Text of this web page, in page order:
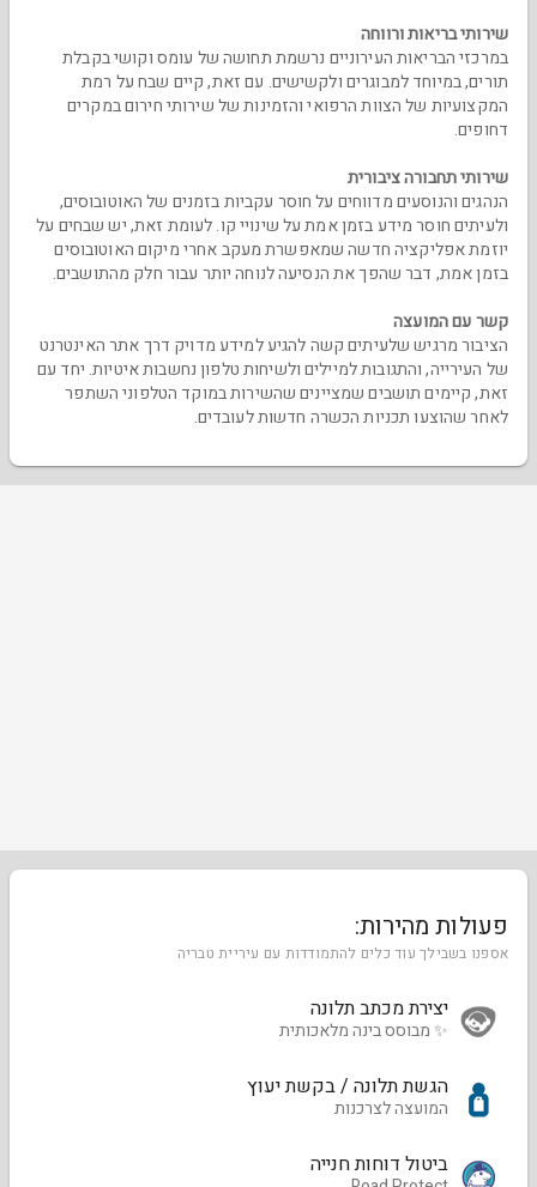
שירותי בריאות ורווחה
במרכזי הבריאות העירוניים נרשמת תחושה של עומס וקושי בקבלת
תורים, במיוחד למבוגרים ולקשישים. עם זאת, קיים שבח על רמת
המקצועיות של הצוות הרפואי והזמינות של שירותי חירום במקרים
דחופים.
שירותי תחבורה ציבורית
הנהגים והנוסעים מדווחים על חוסר עקביות בזמנים של האוטובוסים,
ולעיתים חוסר מידע בזמן אמת על שינויי קו. לעומת זאת, יש שבחים על
יוזמת אפליקציה חדשה שמאפשרת מעקב אחרי מיקום האוטובוסים
בזמן אמת, דבר שהפך את הנסיעה לנוחה יותר עבור חלק מהתושבים.
קשר עם המועצה
הציבור מרגיש שלעיתים קשה להגיע למידע מדויק דרך אתר האינטרנט
של העירייה, והתגובות למיילים ולשיחות טלפון נחשבות איטיות. יחד עם
זאת, קיימים תושבים שמציינים שהשירות במוקד הטלפוני השתפר
לאחר שהוצעו תכניות הכשרה חדשות לעובדים.
פעולות מהירות:
אספנו בשבילך עוד כלים להתמודדות עם עיריית טבריה
יצירת מכתב תלונה
✨ מבוסס בינה מלאכותית
הגשת תלונה / בקשת יעוץ
המועצה לצרכנות
ביטול דוחות חנייה